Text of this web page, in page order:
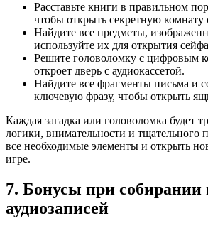
Расставьте книги в правильном
чтобы открыть секретную комнату
Найдите все предметы,
используйте их для открытия
Решите головоломку с цифровым
откроет дверь с аудиокассетой.
Найдите все фрагменты письма и
ключевую фразу, чтобы открыть
Каждая загадка или головоломка будет
логики, внимательности и тщательного
все необходимые элементы и открыть
игре.
7. Бонусы при собирании
аудиозаписей